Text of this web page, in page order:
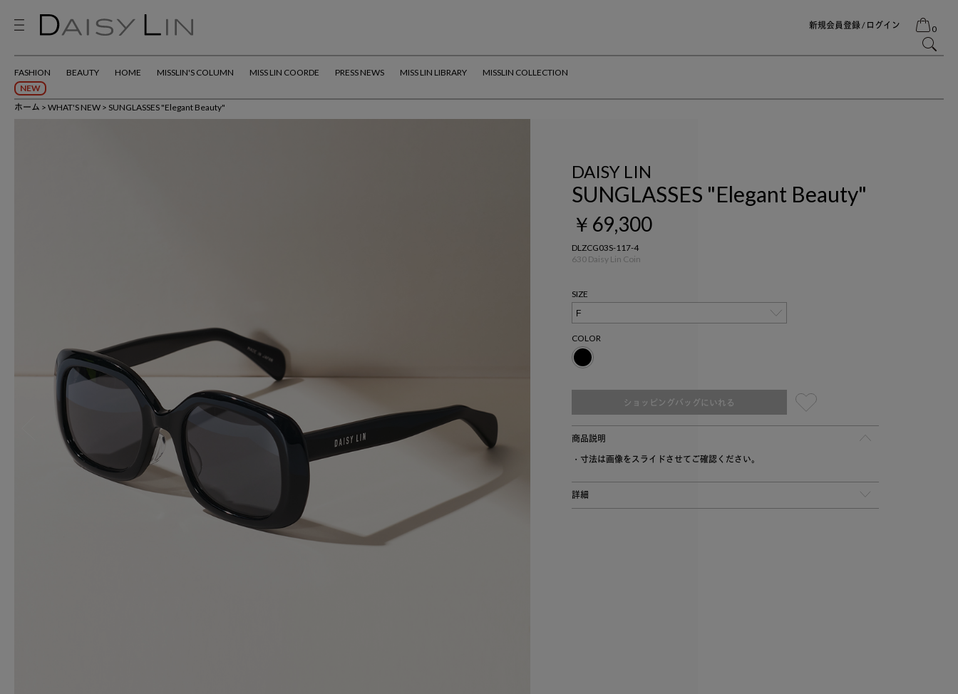
新規会員登録 / ログイン 0
FASHION
NEW
BEAUTY HOME MISSLIN'S COLUMN MISS LIN COORDE PRESS NEWS MISS LIN LIBRARY MISSLIN COLLECTION
ホーム WHAT'S NEW SUNGLASSES "Elegant Beauty"
DAISY LIN
SUNGLASSES "Elegant Beauty"
￥69,300
DLZCG03S-117-4
630 Daisy Lin Coin
SIZE
COLOR
ショッピングバッグにいれる
商品説明
・寸法は画像をスライドさせてご確認ください。
詳細